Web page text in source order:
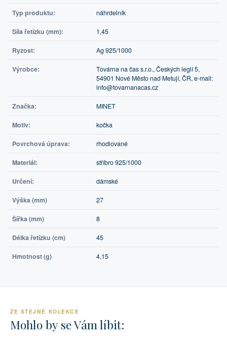
Typ produktu: náhrdelník
Síla řetízku (mm): 1,45
Ryzost: Ag 925/1000
Výrobce:
Továrna na čas s.r.o., Českých legií 5,
54901 Nové Město nad Metují, ČR, e-mail:
info@tovarnanacas.cz
Značka: MINET
Motiv: kočka
Povrchová úprava: rhodiované
Materiál: stříbro 925/1000
Určení: dámské
Výška (mm) 27
Šířka (mm) 8
Délka řetízku (cm) 45
Hmotnost (g) 4,15
ZE STEJNÉ KOLEKCE
Mohlo by se Vám líbit: